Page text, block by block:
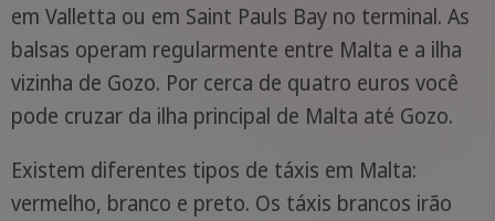
em Valletta ou em Saint Pauls Bay no terminal. As
balsas operam regularmente entre Malta e a ilha
vizinha de Gozo. Por cerca de quatro euros você
pode cruzar da ilha principal de Malta até Gozo.
Existem diferentes tipos de táxis em Malta:
vermelho, branco e preto. Os táxis brancos irão